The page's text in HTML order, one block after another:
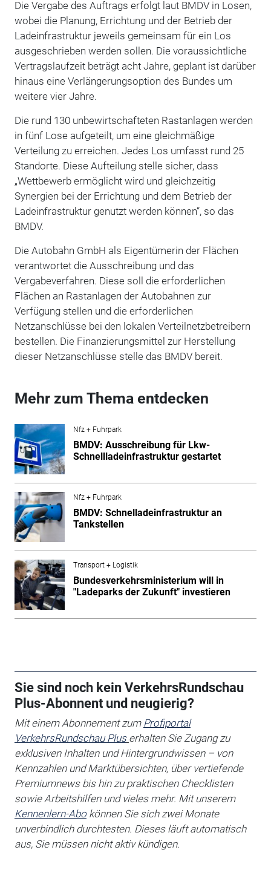
Die Vergabe des Auftrags erfolgt laut BMDV in Losen,
wobei die Planung, Errichtung und der Betrieb der
Ladeinfrastruktur jeweils gemeinsam für ein Los
ausgeschrieben werden sollen. Die voraussichtliche
Vertragslaufzeit beträgt acht Jahre, geplant ist darüber
hinaus eine Verlängerungsoption des Bundes um
weitere vier Jahre.
Die rund 130 unbewirtschafteten Rastanlagen werden
in fünf Lose aufgeteilt, um eine gleichmäßige
Verteilung zu erreichen. Jedes Los umfasst rund 25
Standorte. Diese Aufteilung stelle sicher, dass
„Wettbewerb ermöglicht wird und gleichzeitig
Synergien bei der Errichtung und dem Betrieb der
Ladeinfrastruktur genutzt werden können“, so das
BMDV.
Die Autobahn GmbH als Eigentümerin der Flächen
verantwortet die Ausschreibung und das
Vergabeverfahren. Diese soll die erforderlichen
Flächen an Rastanlagen der Autobahnen zur
Verfügung stellen und die erforderlichen
Netzanschlüsse bei den lokalen Verteilnetzbetreibern
bestellen. Die Finanzierungsmittel zur Herstellung
dieser Netzanschlüsse stelle das BMDV bereit.
Mehr zum Thema entdecken
Nfz + Fuhrpark
BMDV: Ausschreibung für Lkw-
Schnellladeinfrastruktur gestartet
Nfz + Fuhrpark
BMDV: Schnelladeinfrastruktur an
Tankstellen
Transport + Logistik
Bundesverkehrsministerium will in
"Ladeparks der Zukunft" investieren
Sie sind noch kein VerkehrsRundschau
Plus-Abonnent und neugierig?
Mit einem Abonnement zum Profiportal
VerkehrsRundschau Plus erhalten Sie Zugang zu
exklusiven Inhalten und Hintergrundwissen – von
Kennzahlen und Marktübersichten, über vertiefende
Premiumnews bis hin zu praktischen Checklisten
sowie Arbeitshilfenund vieles mehr. Mit unserem
Kennenlern-Abokönnen Sie sich zwei Monate
unverbindlich durchtesten. Dieses läuft automatisch
aus, Sie müssen nicht aktiv kündigen.